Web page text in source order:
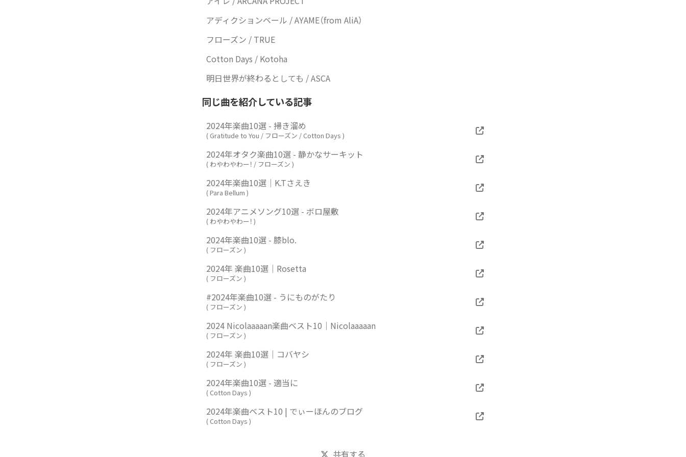
アディクションベール / AYAME（from AliA）
フローズン / TRUE
Cotton Days / Kotoha
明日世界が終わるとしても / ASCA
同じ曲を紹介している記事
2024年楽曲10選 - 掃き溜め
( Gratitude to You / フローズン / Cotton Days )
2024年オタク楽曲10選 - 静かなサーキット
( わやわやわー！ / フローズン )
2024年楽曲10選｜K.Tさえき
(Para Bellum )
2024年アニメソング10選 - ボロ屋敷
( わやわやわー！ )
2024年楽曲10選 - 膝blo.
( フローズン )
2024年 楽曲10選｜Rosetta
( フローズン )
#2024年楽曲10選 - うにものがたり
( フローズン )
2024 Nicolaaaaan楽曲ベスト10｜Nicolaaaaan
( フローズン )
2024年 楽曲10選｜コバヤシ
( フローズン )
2024年楽曲10選 - 適当に
( Cotton Days )
2024年楽曲ベスト10 | でぃーほんのブログ
( Cotton Days )
共有する